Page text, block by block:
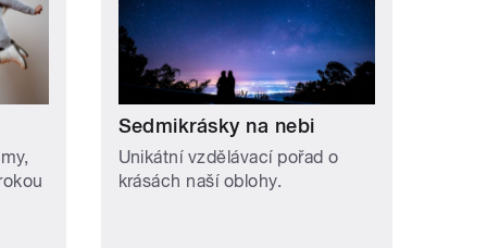
Sedmikrásky na nebi
Unikátní vzdělávací pořad o
krásách naší oblohy.